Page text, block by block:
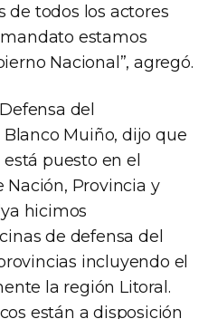
de todos los actores
estamos
Nacional”, agregó.
del
Muiño, dijo que
puesto en el
Provincia y
hicimos
de defensa del
incluyendo el
la región Litoral.
están a disposición